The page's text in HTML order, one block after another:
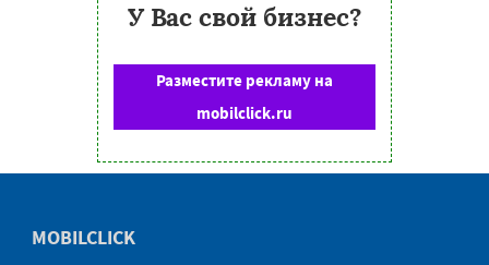
У Вас свой бизнес?
Разместите рекламу на
mobilclick.ru
MOBILCLICK